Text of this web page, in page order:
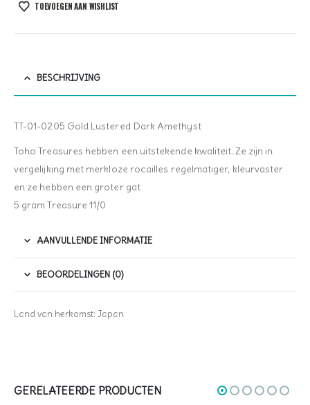
TOEVOEGEN AAN WISHLIST
BESCHRIJVING
TT-01-0205 Gold Lustered Dark Amethyst
Toho Treasures hebben een uitstekende kwaliteit. Ze zijn in
vergelijking met merkloze rocailles regelmatiger, kleurvaster
en ze hebben een groter gat
5 gram Treasure 11/0
AANVULLENDE INFORMATIE
BEOORDELINGEN (0)
Land van herkomst: Japan
GERELATEERDE PRODUCTEN